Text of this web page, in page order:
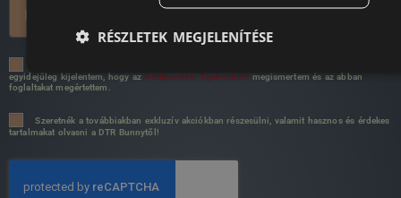
egyidejűleg kijelentem, hogy azAdatkezelési Tájékoztatót megismertem és az abban
foglaltakat megértettem.
Szeretnék a továbbiakban exkluzív akciókban részesülni, valamit hasznos és érdekes
tartalmakat olvasni a DTR Bunnytől!
RÉSZLETEK MEGJELENÍTÉSE